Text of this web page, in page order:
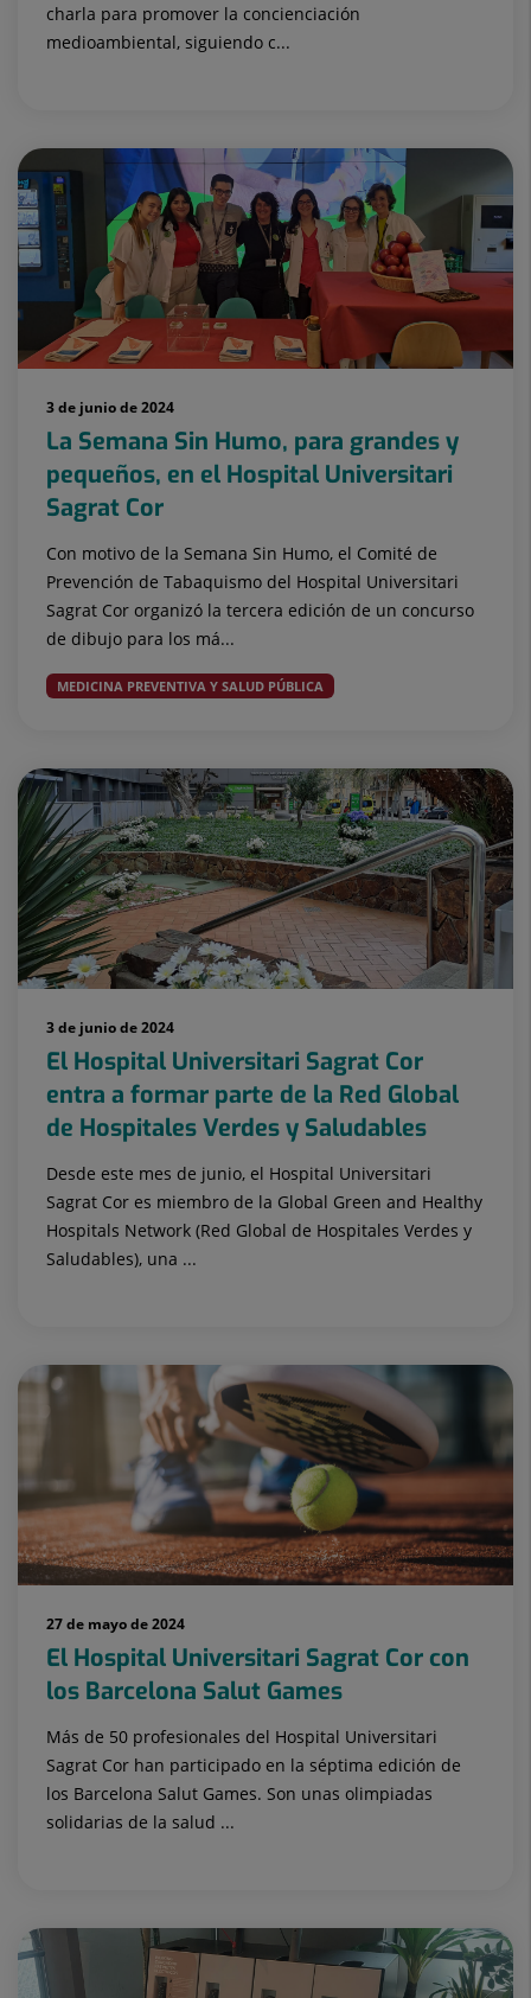
charla para promover la concienciación
medioambiental, siguiendo c...
3 de junio de 2024
La Semana Sin Humo, para grandes y
pequeños, en el Hospital Universitari
Sagrat Cor
Con motivo de la Semana Sin Humo, el Comité de
Prevención de Tabaquismo del Hospital Universitari
Sagrat Cor organizó la tercera edición de un concurso
de dibujo para los má...
MEDICINA PREVENTIVA Y SALUD PÚBLICA
3 de junio de 2024
El Hospital Universitari Sagrat Cor
entra a formar parte de la Red Global
de Hospitales Verdes y Saludables
Desde este mes de junio, el Hospital Universitari
Sagrat Cor es miembro de la Global Green and Healthy
Hospitals Network (Red Global de Hospitales Verdes y
Saludables), una ...
27 de mayo de 2024
El Hospital Universitari Sagrat Cor con
los Barcelona Salut Games
Más de 50 profesionales del Hospital Universitari
Sagrat Cor han participado en la séptima edición de
los Barcelona Salut Games. Son unas olimpiadas
solidarias de la salud ...